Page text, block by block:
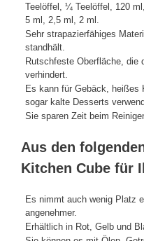
Teelöffel, ¼ Teelöffel, 120
5 ml, 2,5 ml, 2 ml.
Sehr strapazierfähiges
standhält.
Rutschfeste Oberfläche, die
verhindert.
Es kann für Gebäck, heißes
sogar kalte Desserts
Sie sparen Zeit beim
Aus den
Kitchen Cube für
Es nimmt auch wenig Platz
angenehmer.
Erhältlich in Rot, Gelb und